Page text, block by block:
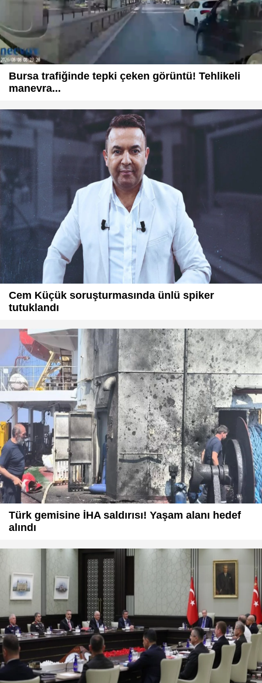
Bursa trafiğinde tepki çeken görüntü! Tehlikeli
manevra...
Cem Küçük soruşturmasında ünlü spiker
tutuklandı
Türk gemisine İHA saldırısı! Yaşam alanı hedef
alındı